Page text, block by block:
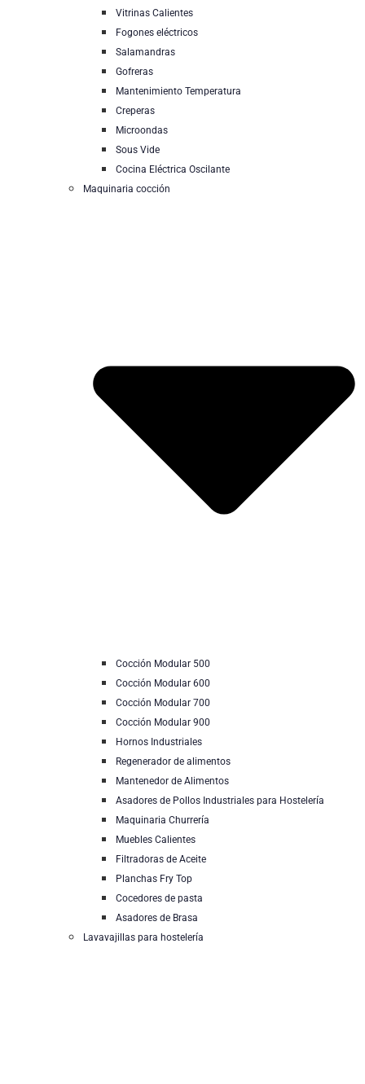
Vitrinas Calientes
Fogones eléctricos
Salamandras
Gofreras
Mantenimiento Temperatura
Creperas
Microondas
Sous Vide
Cocina Eléctrica Oscilante
Maquinaria cocción
Cocción Modular 500
Cocción Modular 600
Cocción Modular 700
Cocción Modular 900
Hornos Industriales
Regenerador de alimentos
Mantenedor de Alimentos
Asadores de Pollos Industriales para Hostelería
Maquinaria Churrería
Muebles Calientes
Filtradoras de Aceite
Planchas Fry Top
Cocedores de pasta
Asadores de Brasa
Lavavajillas para hostelería